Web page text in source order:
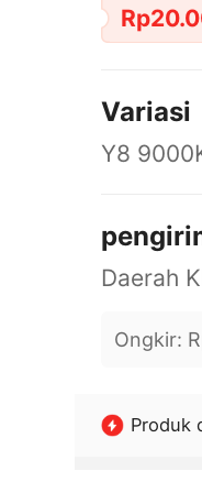
Variasi
Y8
Ongkir:
Produk